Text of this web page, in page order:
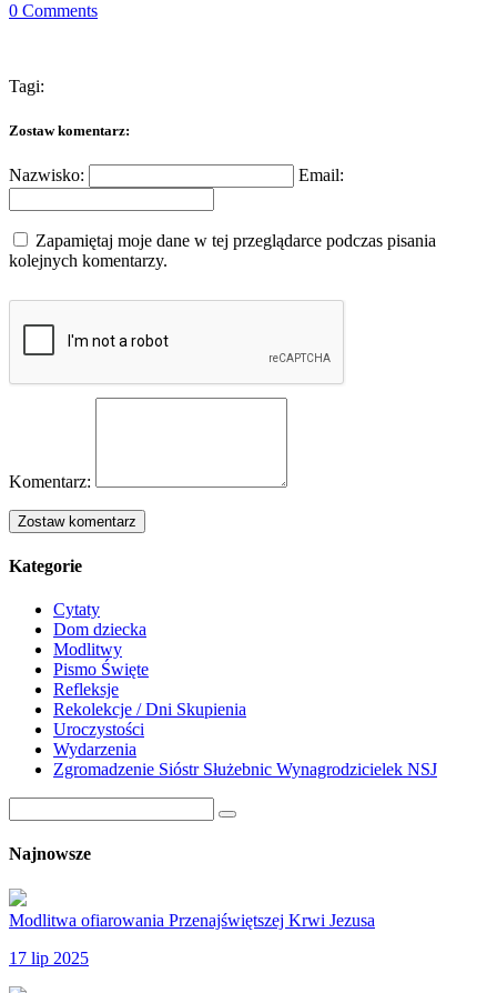
0 Comments
Tagi:
Zostaw komentarz:
Nazwisko: Email:
Zapamiętaj moje dane w tej przeglądarce podczas pisania
kolejnych komentarzy.
Komentarz:
Kategorie
Cytaty
Dom dziecka
Modlitwy
Pismo Święte
Refleksje
Rekolekcje / Dni Skupienia
Uroczystości
Wydarzenia
Zgromadzenie Sióstr Służebnic Wynagrodzicielek NSJ
Najnowsze
Modlitwa ofiarowania Przenajświętszej Krwi Jezusa
17 lip 2025